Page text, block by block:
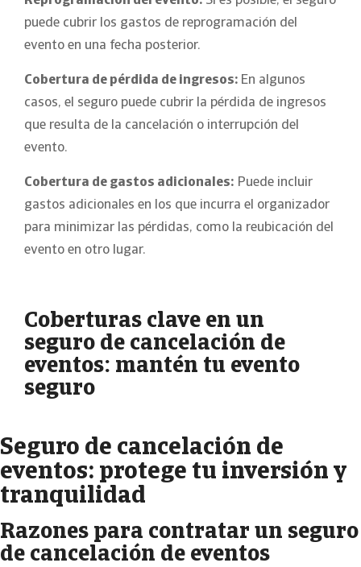
puede cubrir los gastos de reprogramación del
evento en una fecha posterior.
Cobertura de pérdida de ingresos: En algunos
casos, el seguro puede cubrir la pérdida de ingresos
que resulta de la cancelación o interrupción del
evento.
Cobertura de gastos adicionales: Puede incluir
gastos adicionales en los que incurra el organizador
para minimizar las pérdidas, como la reubicación del
evento en otro lugar.
Coberturas clave en un
seguro de cancelación de
eventos: mantén tu evento
seguro
Seguro de cancelación de
eventos: protege tu inversión y
tranquilidad
Razones para contratar un seguro
de cancelación de eventos